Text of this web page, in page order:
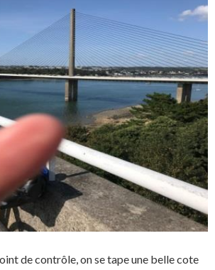
de contrôle, on se tape une belle cote